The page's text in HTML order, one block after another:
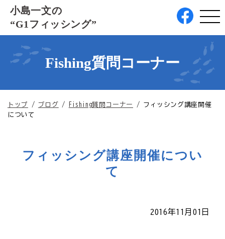
このページの本文へ
小島一文の
“G1フィッシング”
Fishing質問コーナー
現
在
トップ / ブログ / Fishing質問コーナー / フィッシング講座開催
について
フィッシング講座開催につい
て
2016年11月01日